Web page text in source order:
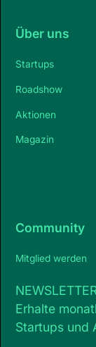
Über uns
Startups
Roadshow
Aktionen
Magazin
Community
Mitglied werden
Erhalte
Startups und